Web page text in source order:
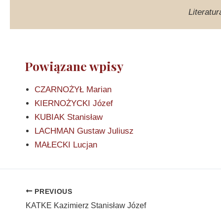
Powiązane wpisy
CZARNOŻYŁ Marian
KIERNOŻYCKI Józef
KUBIAK Stanisław
LACHMAN Gustaw Juliusz
MAŁECKI Lucjan
PREVIOUS
KATKE Kazimierz Stanisław Józef